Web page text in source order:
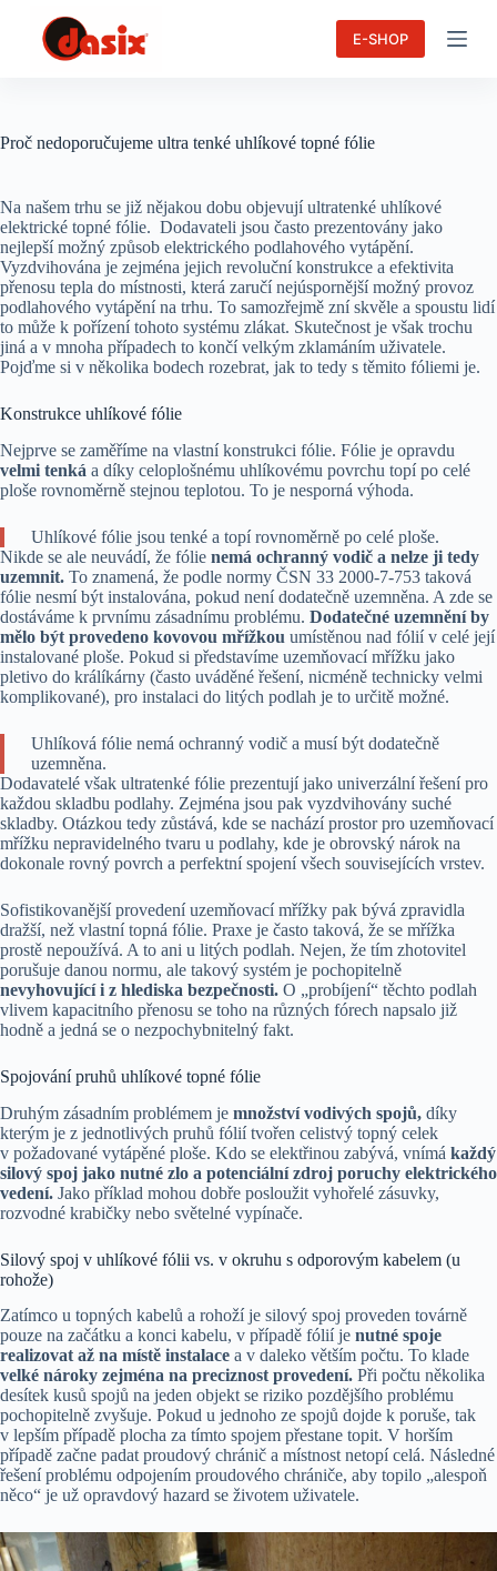
c
t
e
n
t
E-SHOP
Proč nedoporučujeme ultra tenké uhlíkové topné fólie
Na našem trhu se již nějakou dobu objevují ultratenké uhlíkové
elektrické topné fólie. Dodavateli jsou často prezentovány jako
nejlepší možný způsob elektrického podlahového vytápění.
Vyzdvihována je zejména jejich revoluční konstrukce a efektivita
přenosu tepla do místnosti, která zaručí nejúspornější možný provoz
podlahového vytápění na trhu. To samozřejmě zní skvěle a spoustu lidí
to může k pořízení tohoto systému zlákat. Skutečnost je však trochu
jiná a v mnoha případech to končí velkým zklamáním uživatele.
Pojďme si v několika bodech rozebrat, jak to tedy s těmito fóliemi je.
Konstrukce uhlíkové fólie
Nejprve se zaměříme na vlastní konstrukci fólie. Fólie je opravdu
velmi tenká a díky celoplošnému uhlíkovému povrchu topí po celé
ploše rovnoměrně stejnou teplotou. To je nesporná výhoda.
Uhlíkové fólie jsou tenké a topí rovnoměrně po celé ploše.
Nikde se ale neuvádí, že fólie nemá ochranný vodič a nelze ji tedy
uzemnit. To znamená, že podle normy ČSN 33 2000-7-753 taková
fólie nesmí být instalována, pokud není dodatečně uzemněna. A zde se
dostáváme k prvnímu zásadnímu problému. Dodatečné uzemnění by
mělo být provedeno kovovou mřížkou umístěnou nad fólií v celé její
instalované ploše. Pokud si představíme uzemňovací mřížku jako
pletivo do králíkárny (často uváděné řešení, nicméně technicky velmi
komplikované), pro instalaci do litých podlah je to určitě možné.
Uhlíková fólie nemá ochranný vodič a musí být dodatečně
uzemněna.
Dodavatelé však ultratenké fólie prezentují jako univerzální řešení pro
každou skladbu podlahy. Zejména jsou pak vyzdvihovány suché
skladby. Otázkou tedy zůstává, kde se nachází prostor pro uzemňovací
mřížku nepravidelného tvaru u podlahy, kde je obrovský nárok na
dokonale rovný povrch a perfektní spojení všech souvisejících vrstev.
Sofistikovanější provedení uzemňovací mřížky pak bývá zpravidla
dražší, než vlastní topná fólie. Praxe je často taková, že se mřížka
prostě nepoužívá. A to ani u litých podlah. Nejen, že tím zhotovitel
porušuje danou normu, ale takový systém je pochopitelně
nevyhovující i z hlediska bezpečnosti. O „probíjení“ těchto podlah
vlivem kapacitního přenosu se toho na různých fórech napsalo již
hodně a jedná se o nezpochybnitelný fakt.
Spojování pruhů uhlíkové topné fólie
Druhým zásadním problémem je množství vodivých spojů, díky
kterým je z jednotlivých pruhů fólií tvořen celistvý topný celek
v požadované vytápěné ploše. Kdo se elektřinou zabývá, vnímá každý
silový spoj jako nutné zlo a potenciální zdroj poruchy elektrického
vedení. Jako příklad mohou dobře posloužit vyhořelé zásuvky,
rozvodné krabičky nebo světelné vypínače.
Silový spoj v uhlíkové fólii vs. v okruhu s odporovým kabelem (u
rohože)
Zatímco u topných kabelů a rohoží je silový spoj proveden továrně
pouze na začátku a konci kabelu, v případě fólií je nutné spoje
realizovat až na místě instalace a v daleko větším počtu. To klade
velké nároky zejména na preciznost provedení. Při počtu několika
desítek kusů spojů na jeden objekt se riziko pozdějšího problému
pochopitelně zvyšuje. Pokud u jednoho ze spojů dojde k poruše, tak
v lepším případě plocha za tímto spojem přestane topit. V horším
případě začne padat proudový chránič a místnost netopí celá. Následné
řešení problému odpojením proudového chrániče, aby topilo „alespoň
něco“ je už opravdový hazard se životem uživatele.